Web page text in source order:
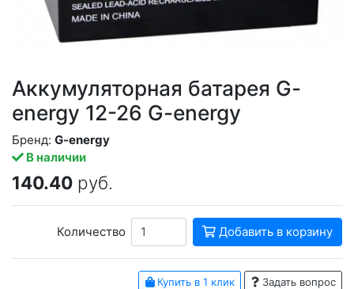
Аккумуляторная батарея G-
energy 12-26 G-energy
В наличии
Бренд: G-energy
140.40 руб.
Количество Добавить в корзину
Купить в 1 клик Задать вопрос